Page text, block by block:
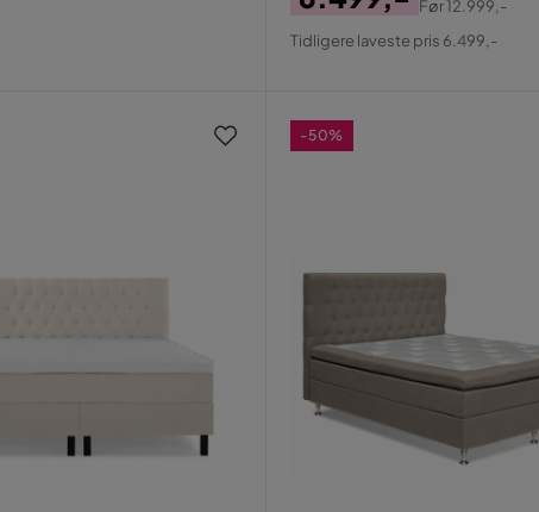
Pris
Original
Før12.999,-
Tidligere laveste pris 6.499,-
-50%